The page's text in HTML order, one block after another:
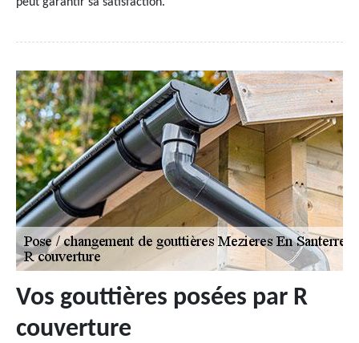
Vos gouttières posées par R
couverture